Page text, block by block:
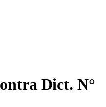
Dict. N°